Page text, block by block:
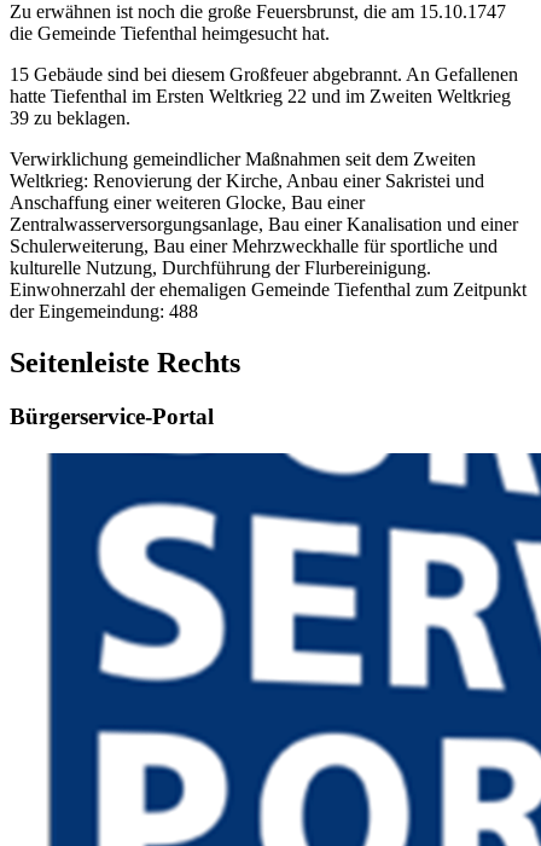
Zu erwähnen ist noch die große Feuersbrunst, die am 15.10.1747
die Gemeinde Tiefenthal heimgesucht hat.
15 Gebäude sind bei diesem Großfeuer abgebrannt. An Gefallenen
hatte Tiefenthal im Ersten Weltkrieg 22 und im Zweiten Weltkrieg
39 zu beklagen.
Verwirklichung gemeindlicher Maßnahmen seit dem Zweiten
Weltkrieg: Renovierung der Kirche, Anbau einer Sakristei und
Anschaffung einer weiteren Glocke, Bau einer
Zentralwasserversorgungsanlage, Bau einer Kanalisation und einer
Schulerweiterung, Bau einer Mehrzweckhalle für sportliche und
kulturelle Nutzung, Durchführung der Flurbereinigung.
Einwohnerzahl der ehemaligen Gemeinde Tiefenthal zum Zeitpunkt
der Eingemeindung: 488
Seitenleiste Rechts
Bürgerservice-Portal